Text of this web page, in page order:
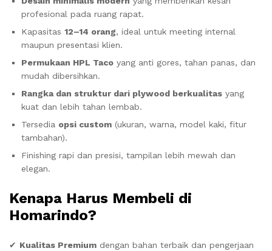
profesional pada ruang rapat.
Kapasitas 12–14 orang, ideal untuk meeting internal
maupun presentasi klien.
Permukaan HPL Taco yang anti gores, tahan panas, dan
mudah dibersihkan.
Rangka dan struktur dari plywood berkualitas yang
kuat dan lebih tahan lembab.
Tersedia opsi custom (ukuran, warna, model kaki, fitur
tambahan).
Finishing rapi dan presisi, tampilan lebih mewah dan
elegan.
Kenapa Harus Membeli di
Homarindo?
✔ Kualitas Premium dengan bahan terbaik dan pengerjaan